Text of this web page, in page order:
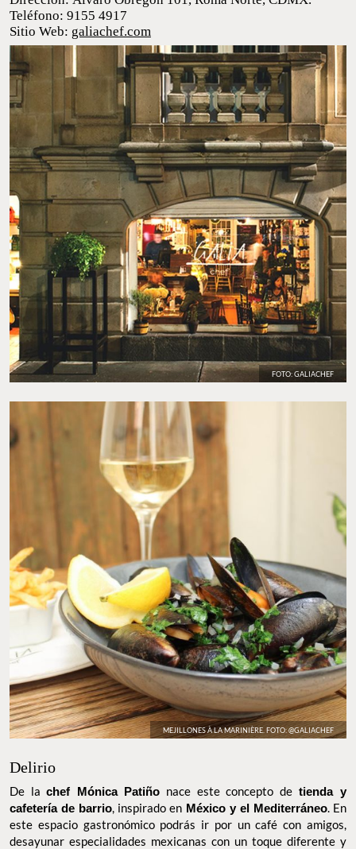
CDMX.
Teléfono: 9155 4917
Sitio Web:galiachef.com
Delirio
De lachef Mónica Patiñonace este concepto detienda y
cafetería de barrio, inspirado enMéxico y el Mediterráneo. En
este espacio gastronómico podrás ir por un café con amigos,